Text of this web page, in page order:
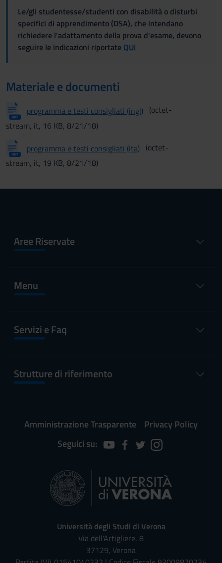
Le/gli studentesse/studenti con disabilità o disturbi
specifici di apprendimento (DSA), che intendano
richiedere l'adattamento della prova d'esame, devono
seguire le indicazioni riportate QUI
Materiale e documenti
programma e testi consigliati (ingl) (octet-
stream, it, 16 KB, 8/21/18)
programma e testi consigliati (ita) (octet-
stream, it, 19 KB, 8/21/18)
Aree Riservate
Menu
Servizi e Faq
Strutture di riferimento
Amministrazione Trasparente
Privacy Policy
Seguici su:
Università degli Studi di Verona
Via dell'Artigliere, 8
37129, Verona